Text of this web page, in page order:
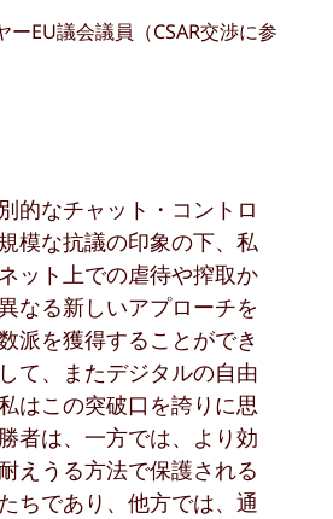
EU議会議員（CSAR交渉に参
的なチャット・コントロ
模な抗議の印象の下、私
ット上での虐待や搾取か
なる新しいアプローチを
派を獲得することができ
て、またデジタルの自由
はこの突破口を誇りに思
者は、一方では、より効
えうる方法で保護される
ちであり、他方では、通